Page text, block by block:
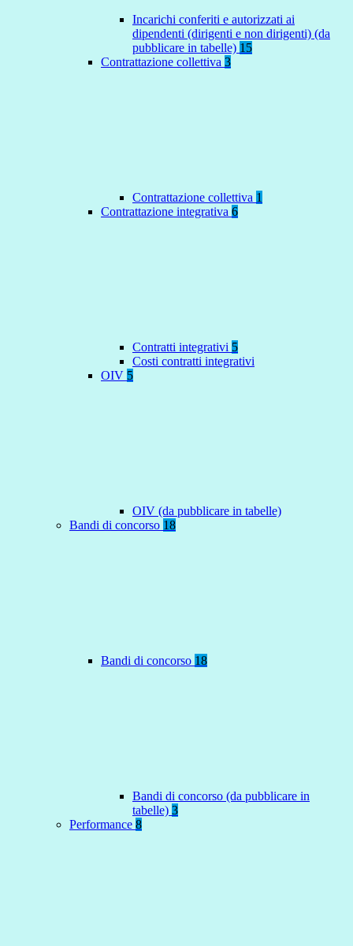
Incarichi conferiti e autorizzati ai
dipendenti (dirigenti e non dirigenti) (da
pubblicare in tabelle) 15
Contrattazione collettiva 3
Contrattazione collettiva 1
Contrattazione integrativa 6
Contratti integrativi 5
Costi contratti integrativi
OIV 5
OIV (da pubblicare in tabelle)
Bandi di concorso 18
Bandi di concorso 18
Bandi di concorso (da pubblicare in
tabelle) 3
Performance 8